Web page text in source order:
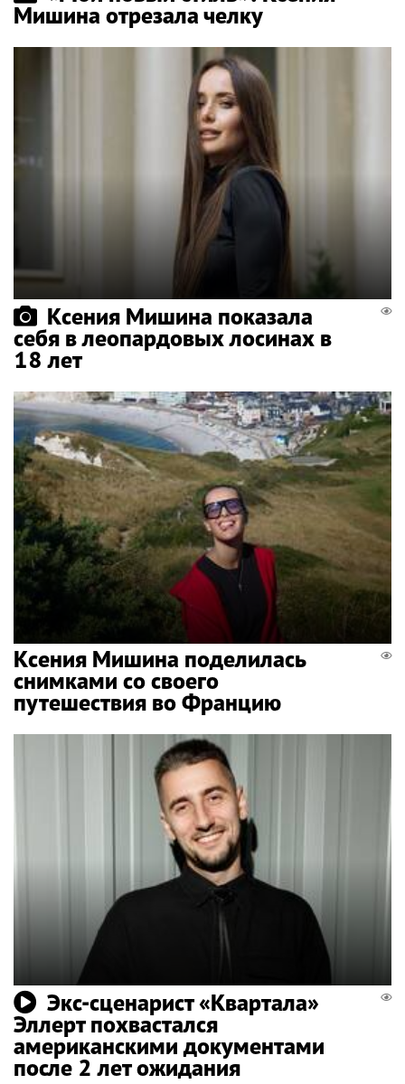
Мишина отрезала челку
Ксения Мишина показала
себя в леопардовых лосинах в
18 лет
Ксения Мишина поделилась
снимками со своего
путешествия во Францию
Экс-сценарист «Квартала»
Эллерт похвастался
американскими документами
после 2 лет ожидания